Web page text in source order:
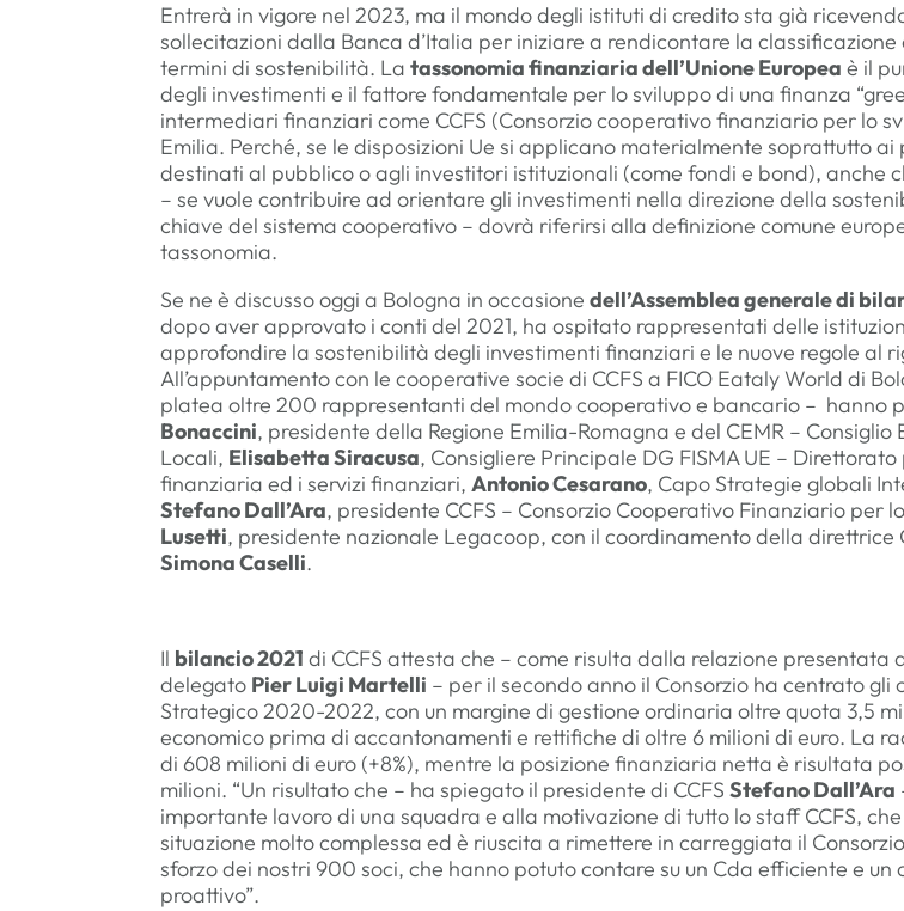
Entrerà in vigore nel 2023, ma il mondo degli istituti di credito sta già
sollecitazioni dalla Banca d’Italia per iniziare a rendicontare la
termini di sostenibilità. Latassonomia finanziaria dell’Unione Europea è il
degli investimenti e il fattore fondamentale per lo sviluppo di una finanza
intermediari finanziari come CCFS (Consorzio cooperativo finanziario per lo
Emilia. Perché, se le disposizioni Ue si applicano materialmente soprattutto
destinati al pubblico o agli investitori istituzionali (come fondi e bond), anche
– se vuole contribuire ad orientare gli investimenti nella direzione della
chiave del sistema cooperativo – dovrà riferirsi alla definizione comune
tassonomia.
Se ne è discusso oggi a Bologna in occasionedell’Assemblea generale di
dopo aver approvato i conti del 2021, ha ospitato rappresentati delle
approfondire la sostenibilità degli investimenti finanziari e le nuove regole al
All’appuntamento con le cooperative socie di CCFS a FICO Eataly World di
platea oltre 200 rappresentanti del mondo cooperativo e bancario – hanno
Bonaccini, presidente della Regione Emilia-Romagna e del CEMR – Consiglio
Locali, Elisabetta Siracusa, Consigliere Principale DG FISMA UE –
finanziaria ed i servizi finanziari,Antonio Cesarano, Capo Strategie globali
Stefano Dall’Ara, presidente CCFS – Consorzio Cooperativo Finanziario per
Lusetti, presidente nazionale Legacoop, con il coordinamento della direttrice
Simona Caselli.
Il bilancio 2021 di CCFS attesta che – come risulta dalla relazione presentata
delegato Pier Luigi Martelli – per il secondo anno il Consorzio ha centrato gli
Strategico 2020-2022, con un margine di gestione ordinaria oltre quota 3,5
economico prima di accantonamenti e rettifiche di oltre 6 milioni di euro. La
di 608 milioni di euro (+8%), mentre la posizione finanziaria netta è risultata
milioni. “Un risultato che – ha spiegato il presidente di CCFSStefano Dall’Ara
importante lavoro di una squadra e alla motivazione di tutto lo staff CCFS,
situazione molto complessa ed è riuscita a rimettere in carreggiata il
sforzo dei nostri 900 soci, che hanno potuto contare su un Cda efficiente e un
proattivo”.